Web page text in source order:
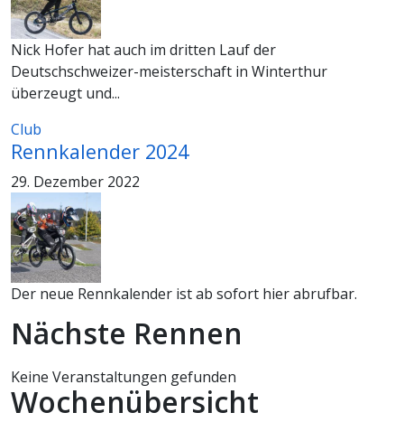
Nick Hofer hat auch im dritten Lauf der
Deutschschweizer-meisterschaft in Winterthur
überzeugt und...
Club
Rennkalender 2024
29. Dezember 2022
Der neue Rennkalender ist ab sofort hier abrufbar.
Nächste Rennen
Keine Veranstaltungen gefunden
Wochenübersicht